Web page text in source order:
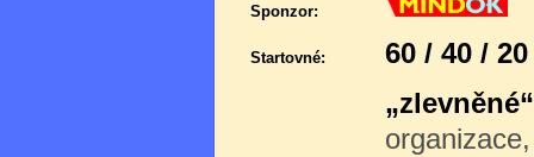
Sponzor:
Startovné:
60 / 40 /
„zlevněné“